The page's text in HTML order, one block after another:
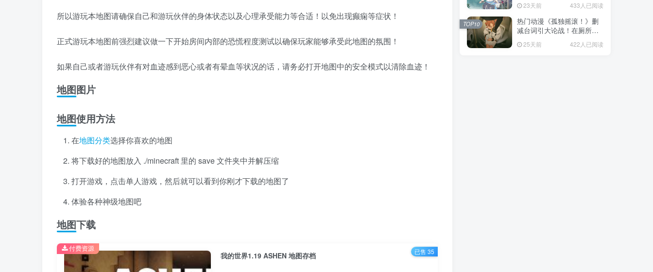
所以游玩本地图请确保自己和游玩伙伴的身体状态以及心理承受能力等合适！以免出现癫痫等症状！
正式游玩本地图前强烈建议做一下开始房间内部的恐慌程度测试以确保玩家能够承受此地图的氛围！
如果自己或者游玩伙伴有对血迹感到恶心或者有晕血等状况的话，请务必打开地图中的安全模式以清除血迹！
地图图片
地图使用方法
在地图分类选择你喜欢的地图
将下载好的地图放入 ./minecraft 里的 save 文件夹中并解压缩
打开游戏，点击单人游戏，然后就可以看到你刚才下载的地图了
体验各种神级地图吧
地图下载
我的世界1.19 ASHEN 地图存档
付费资源 已售 35
常通勤！
23天前 433人已阅读
热门动漫《孤独摇滚！》删
减台词引大论战！在厕所吃
现充！
25天前 422人已阅读
TOP10